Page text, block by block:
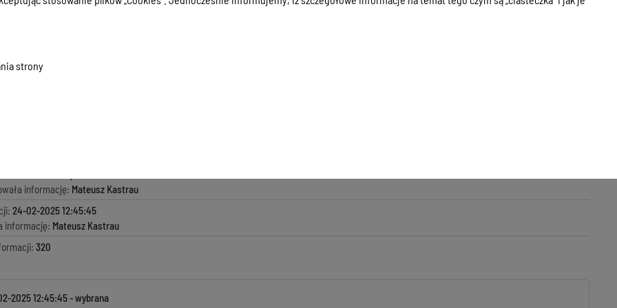
2025
KB
informację: Mateusz Kastrau
24-02-2025 12:45:45
informację: Mateusz Kastrau
320
2025 12:45:45
strony